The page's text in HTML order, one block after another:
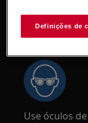
AVISO!RISCO
Use óculos
Definições de